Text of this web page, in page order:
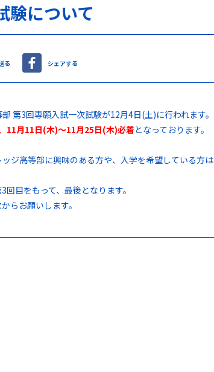
験について
る シェアする
第3回専願入試一次試験が12月4日(土)に行われます。
11月11日(木)～11月25日(木)必着となっております。
ジ高等部に興味のある方や、入学を希望している方
目をもって、最後となります。
らお願いします。